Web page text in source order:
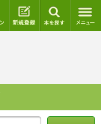
ログイン 新規登録